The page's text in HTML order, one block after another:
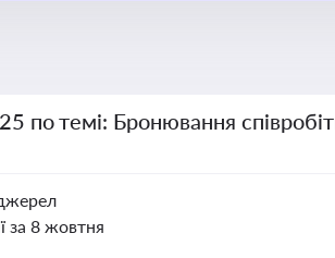
по темі: Бронювання
за 8 жовтня